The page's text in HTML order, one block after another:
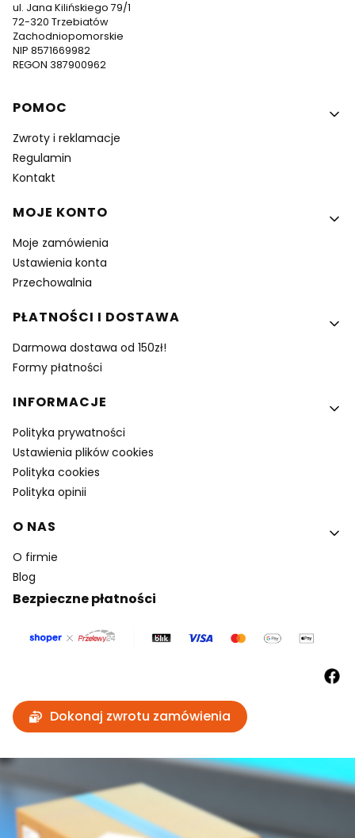
ul. Jana Kilińskiego 79/1
72-320 Trzebiatów
Zachodniopomorskie
NIP 8571669982
REGON 387900962
Linki w stopce
POMOC
Zwroty i reklamacje
Regulamin
Kontakt
MOJE KONTO
Moje zamówienia
Ustawienia konta
Przechowalnia
PŁATNOŚCI I DOSTAWA
Darmowa dostawa od 150zł!
Formy płatności
INFORMACJE
Polityka prywatności
Ustawienia plików cookies
Polityka cookies
Polityka opinii
O NAS
O firmie
Blog
Bezpieczne płatności
Dokonaj zwrotu zamówienia